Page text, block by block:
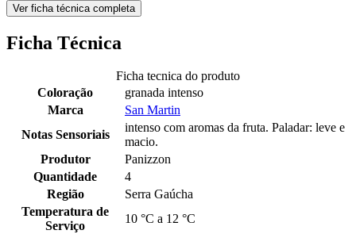
Ver ficha técnica completa
Ficha Técnica
Ficha tecnica do produto
Coloração
granada intenso
Marca
San Martin
Notas Sensoriais
intenso com aromas da fruta. Paladar: leve e
macio.
Produtor
Panizzon
Quantidade
4
Região
Serra Gaúcha
Temperatura de
Serviço
10 °C a 12 °C